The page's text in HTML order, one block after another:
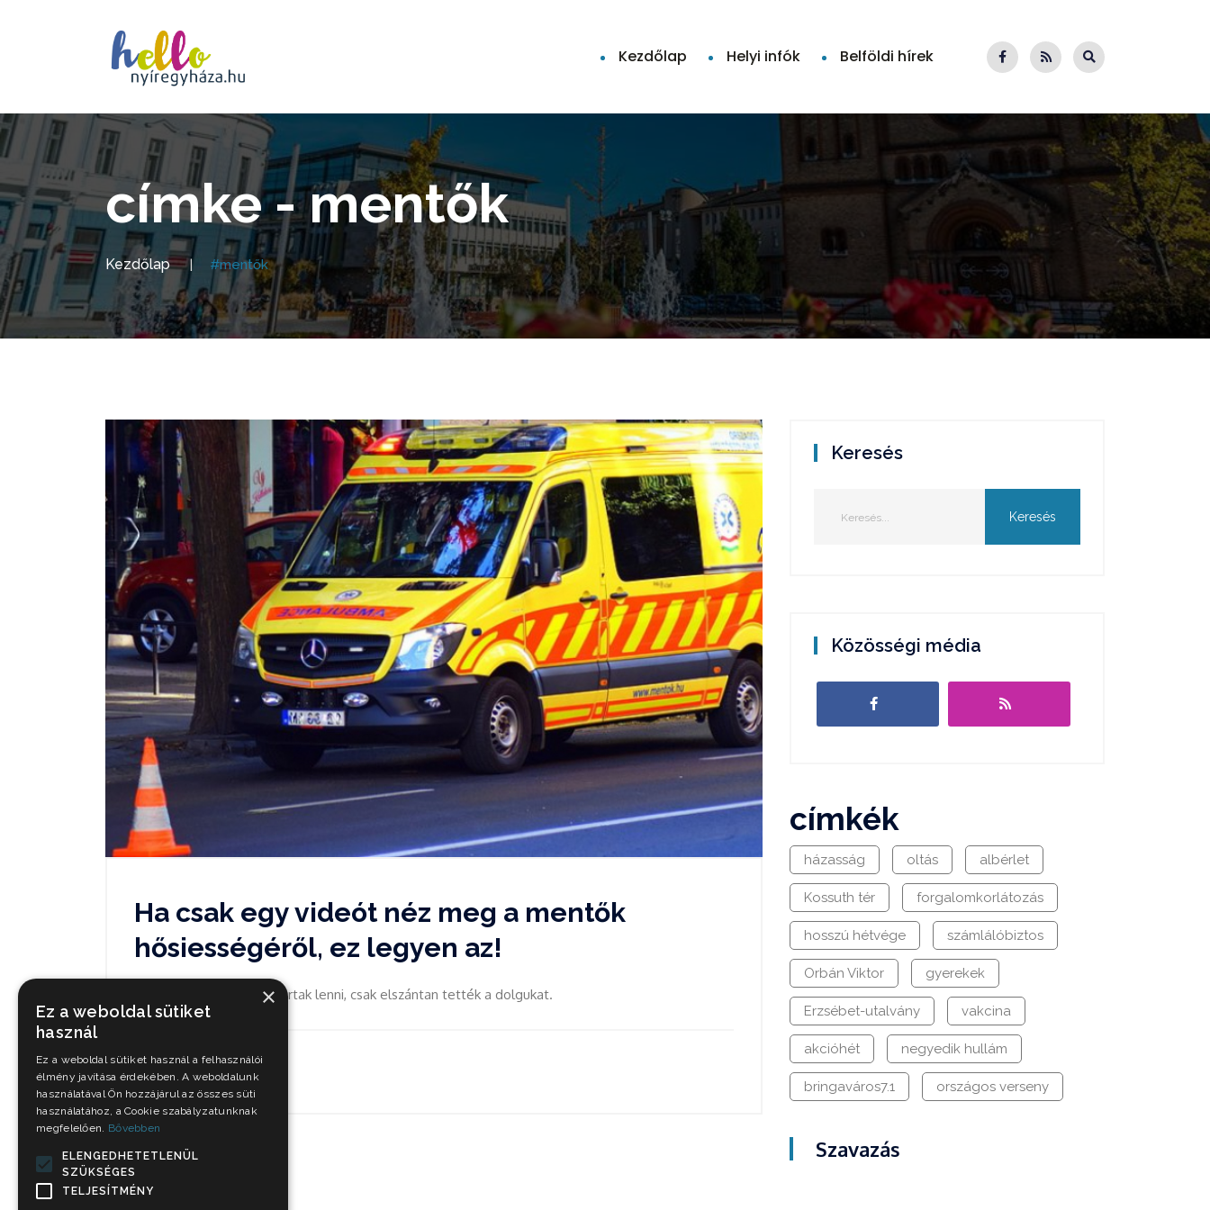
Kezdőlap Helyi infók Belföldi hírek
címke - mentők
Kezdőlap #mentők
Ha csak egy videót néz meg a mentők
hősiességéről, ez legyen az!
A mentők nem hősök akartak lenni, csak elszántan tették a dolgukat.
Okt 11, 2021
Keresés
Közösségi média
címkék
házasság oltás albérlet
Kossuth tér forgalomkorlátozás
hosszú hétvége számlálóbiztos
Orbán Viktor gyerekek
Erzsébet-utalvány vakcina
akcióhét negyedik hullám
bringaváros7.1 országos verseny
Szavazás
×
Ez a weboldal sütiket
használ
Ez a weboldal sütiket használ a felhasználói
élmény javítása érdekében. A weboldalunk
használatával Ön hozzájárul az összes süti
használatához, a Cookie szabályzatunknak
megfelelően. Bővebben
ELENGEDHETETLENÜL
SZÜKSÉGES
TELJESÍTMÉNY